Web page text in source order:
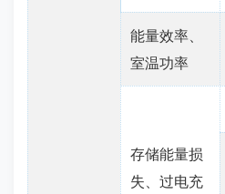
能量效率、
室温功率
存储能量损
失、过电充